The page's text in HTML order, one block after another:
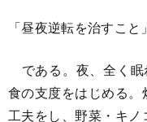
「昼夜逆転を治すこと」
である。夜、全く
食の支度をはじめる
工夫をし、野菜・キ